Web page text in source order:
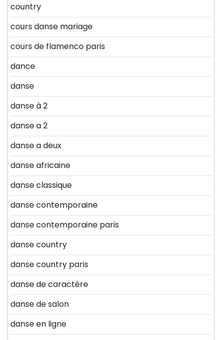
country
cours danse mariage
cours de flamenco paris
dance
danse
danse à 2
danse a 2
danse a deux
danse africaine
danse classique
danse contemporaine
danse contemporaine paris
danse country
danse country paris
danse de caractère
danse de salon
danse en ligne